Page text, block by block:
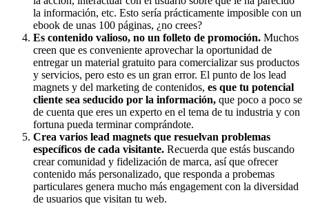
la información, etc. Esto sería prácticamente imposible con un
ebook de unas 100 páginas, ¿no crees?
Es contenido valioso, no un folleto de promoción. Muchos
creen que es conveniente aprovechar la oportunidad de
entregar un material gratuito para comercializar sus productos
y servicios, pero esto es un gran error. El punto de los lead
magnets y del marketing de contenidos, es que tu potencial
cliente sea seducido por la información, que poco a poco se
de cuenta que eres un experto en el tema de tu industria y con
fortuna pueda terminar comprándote.
Crea varios lead magnets que resuelvan problemas
específicos de cada visitante. Recuerda que estás buscando
crear comunidad y fidelización de marca, así que ofrecer
contenido más personalizado, que responda a probemas
particulares genera mucho más engagement con la diversidad
de usuarios que visitan tu web.